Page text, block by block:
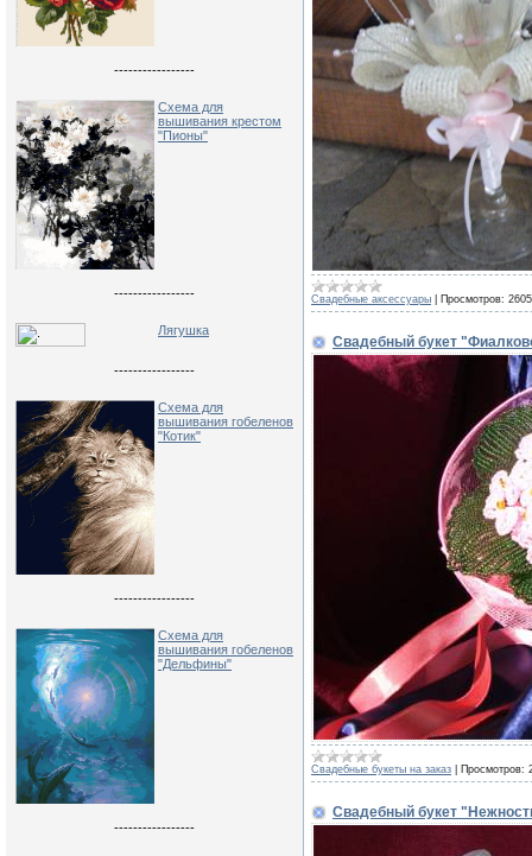
-----------------
Схема для
вышивания крестом
"Пионы"
-----------------
Лягушка
-----------------
Схема для
вышивания гобеленов
"Котик"
-----------------
Схема для
вышивания гобеленов
"Дельфины"
-----------------
Свадебные аксессуары Просмотров: 2605
Свадебный букет
Свадебные букеты на заказ Просмотров:
Свадебный букет